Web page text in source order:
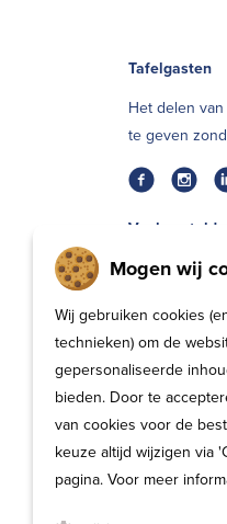
Tafelgasten
Het delen
te geven
Veel gestelde
Algemene
Algemene
Privacybeleid
Op
Mogen wij
Wij gebruiken cookies
technieken) om de
gepersonaliseerde
bieden. Door te
van cookies voor de
keuze altijd wijzigen via
pagina. Voor meer